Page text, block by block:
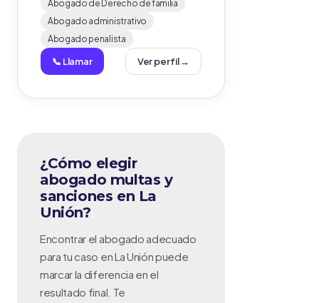
Abogado de Derecho de familia
Abogado administrativo
Abogado penalista
📞 Llamar Ver perfil →
¿Cómo elegir
abogado multas y
sanciones en La
Unión?
Encontrar el abogado adecuado
para tu caso en La Unión puede
marcar la diferencia en el
resultado final. Te